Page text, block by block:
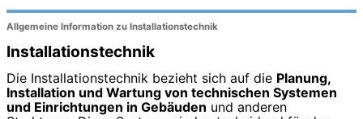
Allgemeine Information zu Installationstechnik
Installationstechnik
Die Installationstechnik bezieht sich auf die Planung,
Installation und Wartung von technischen Systemen
und Einrichtungen in Gebäuden und anderen